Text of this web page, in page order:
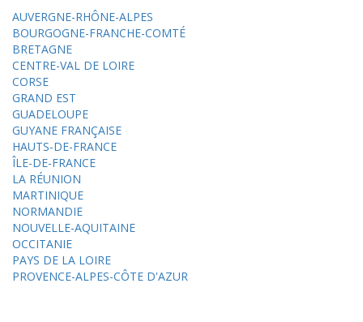
AUVERGNE-RHÔNE-ALPES
BOURGOGNE-FRANCHE-COMTÉ
BRETAGNE
CENTRE-VAL DE LOIRE
CORSE
GRAND EST
GUADELOUPE
GUYANE FRANÇAISE
HAUTS-DE-FRANCE
ÎLE-DE-FRANCE
LA RÉUNION
MARTINIQUE
NORMANDIE
NOUVELLE-AQUITAINE
OCCITANIE
PAYS DE LA LOIRE
PROVENCE-ALPES-CÔTE D'AZUR